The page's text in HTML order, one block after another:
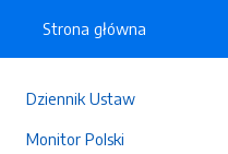
Dziennik Ustaw
Monitor Polski
Strona główna